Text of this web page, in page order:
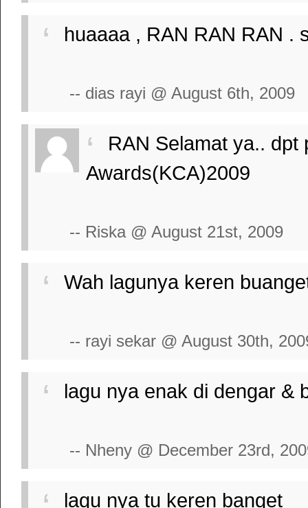
huaaaa , RAN RAN RAN .
-- dias rayi @ August 6th, 2009
RAN Selamat ya.. dpt
Awards(KCA)2009
-- Riska @ August 21st, 2009
Wah lagunya keren
-- rayi sekar @ August 30th,
lagu nya enak di dengar &
-- Nheny @ December 23rd,
lagu nya tu keren banget